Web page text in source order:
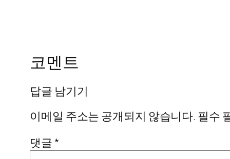
코멘트
답글 남기기
이메일 주소는 공개되지 않습니다. 필수
댓글*